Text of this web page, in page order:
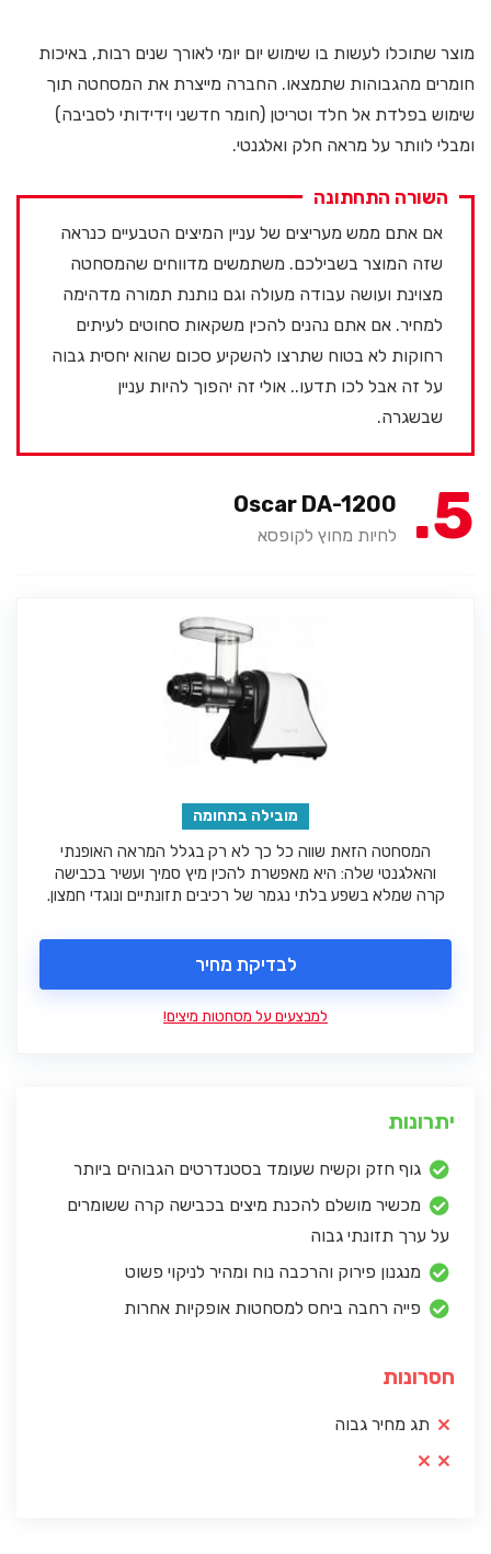
מוצר שתוכלו לעשות בו שימוש יום יומי לאורך שנים רבות, באיכות
חומרים מהגבוהות שתמצאו. החברה מייצרת את המסחטה תוך
שימוש בפלדת אל חלד וטריטן (חומר חדשני וידידותי לסביבה)
ומבלי לוותר על מראה חלק ואלגנטי.
השורה התחתונה
אם אתם ממש מעריצים של עניין המיצים הטבעיים כנראה
שזה המוצר בשבילכם. משתמשים מדווחים שהמסחטה
מצוינת ועושה עבודה מעולה וגם נותנת תמורה מדהימה
למחיר. אם אתם נהנים להכין משקאות סחוטים לעיתים
רחוקות לא בטוח שתרצו להשקיע סכום שהוא יחסית גבוה
על זה אבל לכו תדעו.. אולי זה יהפוך להיות עניין
שבשגרה.
5
Oscar DA-1200
לחיות מחוץ לקופסא
מובילה בתחומה
המסחטה הזאת שווה כל כך לא רק בגלל המראה האופנתי
והאלגנטי שלה: היא מאפשרת להכין מיץ סמיך ועשיר בכבישה
קרה שמלא בשפע בלתי נגמר של רכיבים תזונתיים ונוגדי חמצון.
לבדיקת מחיר
למבצעים על מסחטות מיצים!
יתרונות
גוף חזק וקשיח שעומד בסטנדרטים הגבוהים ביותר
מכשיר מושלם להכנת מיצים בכבישה קרה ששומרים
על ערך תזונתי גבוה
מנגנון פירוק והרכבה נוח ומהיר לניקוי פשוט
פייה רחבה ביחס למסחטות אופקיות אחרות
חסרונות
תג מחיר גבוה